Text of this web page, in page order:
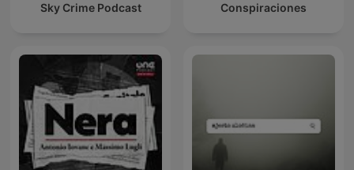
Sky Crime Podcast Conspiraciones